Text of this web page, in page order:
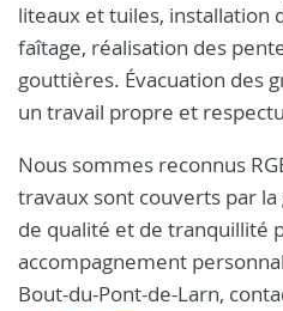
liteaux et tuiles, installation
faîtage, réalisation des
gouttières. Évacuation des
un travail propre et
Nous sommes reconnus
travaux sont couverts par la
de qualité et de tranquillité
accompagnement
Bout-du-Pont-de-Larn,